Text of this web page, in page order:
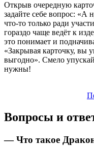
Открыв очередную
задайте себе вопрос: «А
что-то только ради
гораздо чаще ведёт к
это понимает и
«Закрывая карточку, вы
выгодно». Смело
нужны!
Вопросы и
— Что такое